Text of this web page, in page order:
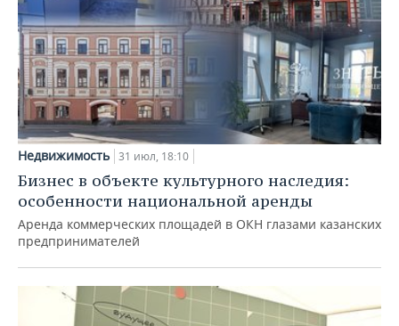
Недвижимость 31 июл, 18:10
Бизнес в объекте культурного наследия:
особенности национальной аренды
Аренда коммерческих площадей в ОКН глазами казанских
предпринимателей